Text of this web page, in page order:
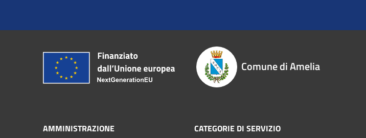
Comune di Amelia
AMMINISTRAZIONE CATEGORIE DI SERVIZIO